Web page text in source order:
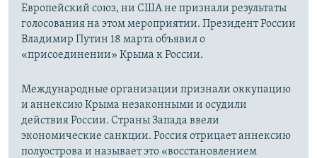
Европейский союз, ни США не признали результаты
голосования на этом мероприятии. Президент России
Владимир Путин 18 марта объявил о
«присоединении» Крыма к России.
Международные организации признали оккупацию
и аннексию Крыма незаконными и осудили
действия России. Страны Запада ввели
экономические санкции. Россия отрицает аннексию
полуострова и называет это «восстановлением